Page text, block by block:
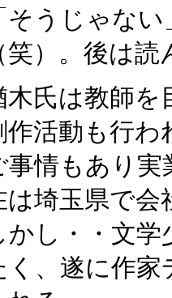
そうじゃな
笑）。後は
木氏は教師を
作活動も行わ
事情もあり
は埼玉県で会
かし・・文
く、遂に作家